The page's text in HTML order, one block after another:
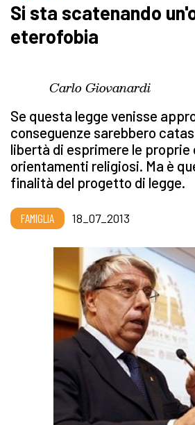
Si sta scatenando
eterofobia
Carlo Giovanardi
Se questa legge venisse
conseguenze sarebbero
libertà di esprimere le proprie
orientamenti religiosi. Ma è
finalità del progetto di legge.
FAMIGLIA 18_07_2013